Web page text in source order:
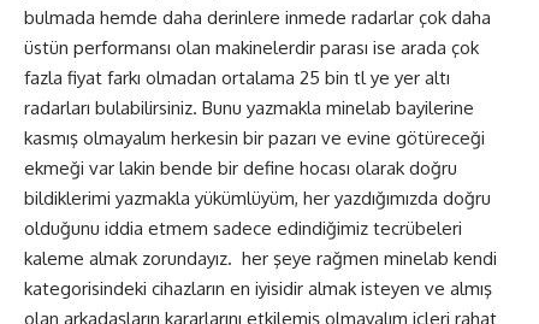
bulmada hemde daha derinlere inmede radarlar çok daha
üstün performansı olan makinelerdir parası ise arada çok
fazla fiyat farkı olmadan ortalama 25 bin tl ye yer altı
radarları bulabilirsiniz. Bunu yazmakla minelab bayilerine
kasmış olmayalım herkesin bir pazarı ve evine götüreceği
ekmeği var lakin bende bir define hocası olarak doğru
bildiklerimi yazmakla yükümlüyüm, her yazdığımızda doğru
olduğunu iddia etmem sadece edindiğimiz tecrübeleri
kaleme almak zorundayız. her şeye rağmen minelab kendi
kategorisindeki cihazların en iyisidir almak isteyen ve almış
olan arkadaşların kararlarını etkilemiş olmayalım içleri rahat